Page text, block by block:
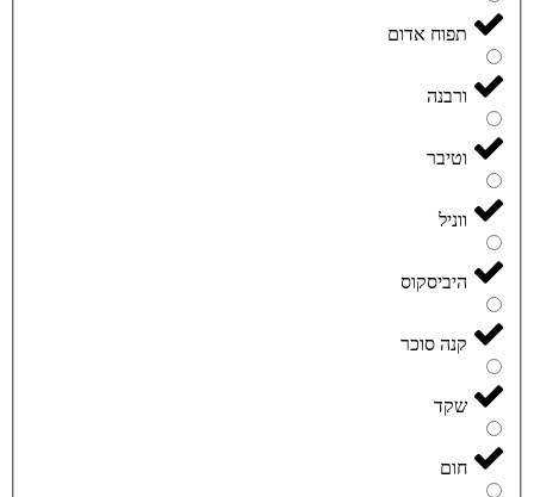
תפוח אדום
ורבנה
וטיבר
ווניל
היביסקוס
קנה סוכר
שקד
חום